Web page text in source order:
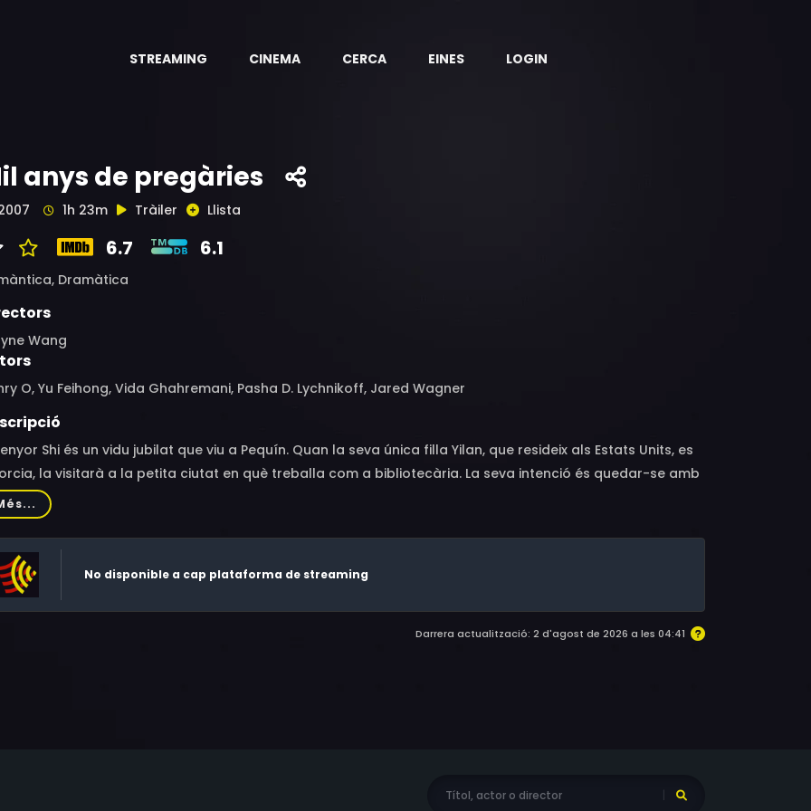
STREAMING CINEMA CERCA EINES LOGIN
anys de pregàries
1h 23m Tràiler Llista
6.7 6.1
Dramàtica
Wang
O, Yu Feihong, Vida Ghahremani, Pasha D. Lychnikoff, Jared Wagner
Shi és un vidu jubilat que viu a Pequín. Quan la seva única filla Yilan, que resideix als Estats Units, es
la visitarà a la petita ciutat en què treballa com a bibliotecària. La seva intenció és quedar-se amb
fins que aconsegueixi refer-se.
No disponible a cap plataforma de streaming
Darrera actualització: 2 d'agost de 2026 a les 04:41